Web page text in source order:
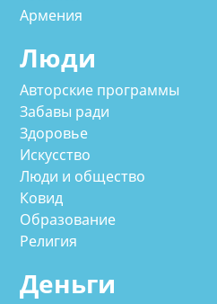
Армения
Люди
Авторские программы
Забавы ради
Здоровье
Искусство
Люди и общество
Ковид
Образование
Религия
Деньги